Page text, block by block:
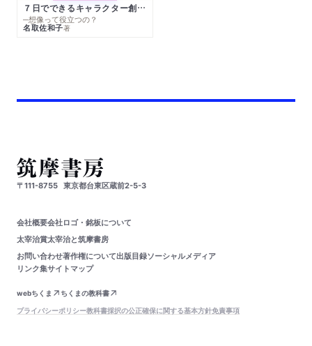
７日でできるキャラクター創作入門
─想像って役立つの？
名取佐和子著
〒111-8755 東京都台東区蔵前2-5-3
会社概要会社ロゴ・銘板について
太宰治賞太宰治と筑摩書房
お問い合わせ著作権について出版目録ソーシャルメディア
リンク集サイトマップ
webちくま
ちくまの教科書
プライバシーポリシー教科書採択の公正確保に関する基本方針免責事項